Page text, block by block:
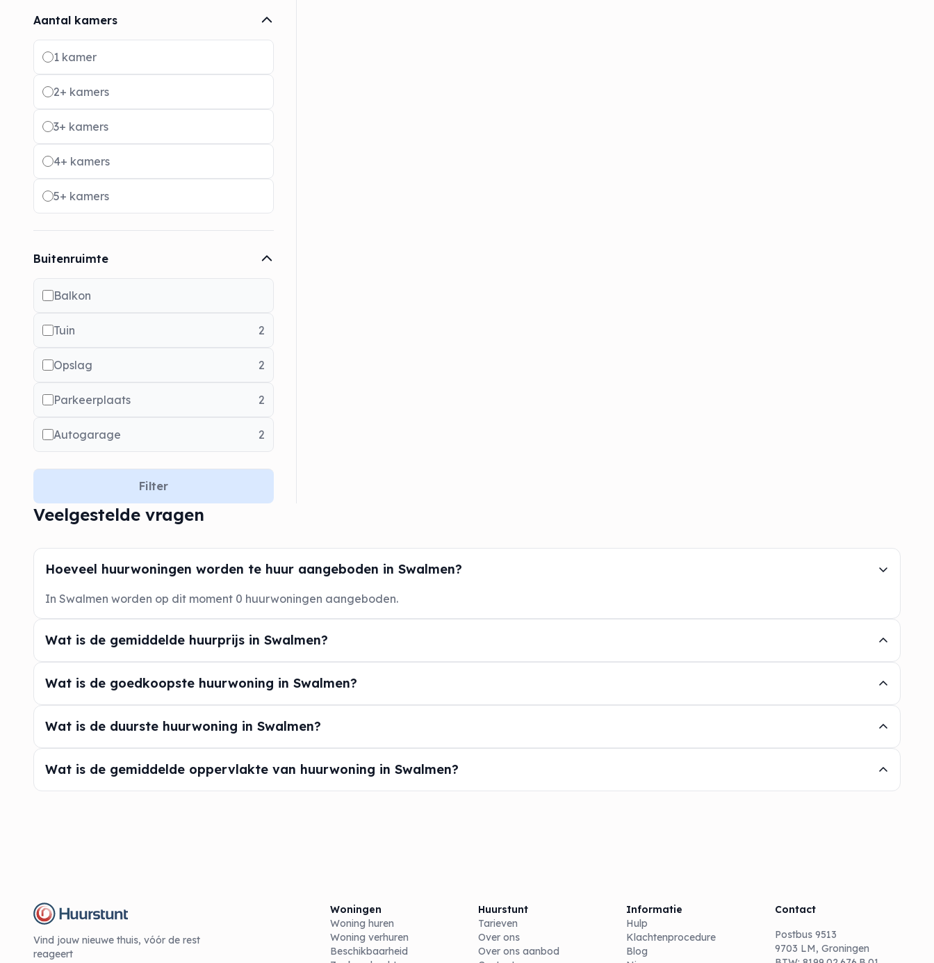
Aantal kamers
Radio buttons
1 kamer
2+ kamers
3+ kamers
4+ kamers
5+ kamers
Buitenruimte
Balkon
Tuin 2
Opslag 2
Parkeerplaats 2
Autogarage 2
Filter
Veelgestelde vragen
Hoeveel huurwoningen worden te huur aangeboden in Swalmen?
In Swalmen worden op dit moment 0 huurwoningen aangeboden.
Wat is de gemiddelde huurprijs in Swalmen?
Wat is de goedkoopste huurwoning in Swalmen?
Wat is de duurste huurwoning in Swalmen?
Wat is de gemiddelde oppervlakte van huurwoning in Swalmen?
Vind jouw nieuwe thuis, vóór de rest
reageert
Woningen
Woning huren
Woning verhuren
Beschikbaarheid
Huurstunt
Tarieven
Over ons
Over ons aanbod
Informatie
Hulp
Klachtenprocedure
Blog
Contact
Postbus 9513
9703 LM, Groningen